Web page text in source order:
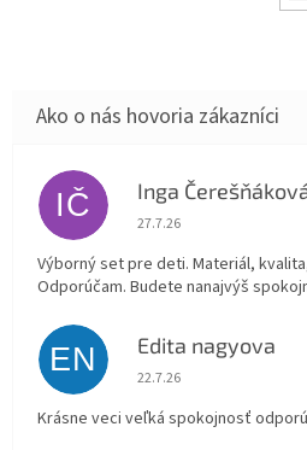
IČ Inga
Hodnotenie obchodu je
27.7.26
Výborný set pre deti. Materiál,
Odporúčam. Budete nanajvýš
EN Edita nagyova
Hodnotenie obchodu je
22.7.26
Krásne veci veľká spokojnosť